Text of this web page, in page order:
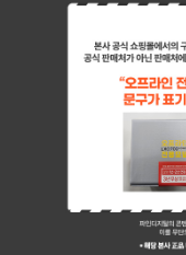
페이코 ID로 페이